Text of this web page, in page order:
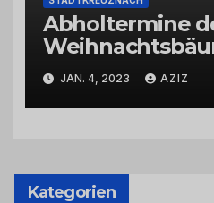
Abholtermine
Kernstadt und
Stadtteilen
JAN. 4, 2023 AZIZ
Kategorien